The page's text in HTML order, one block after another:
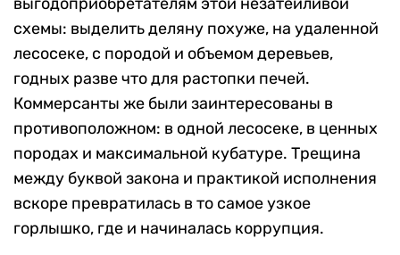
схемы: выделить деляну похуже, на удаленной
лесосеке, с породой и объемом деревьев,
годных разве что для растопки печей.
Коммерсанты же были заинтересованы в
противоположном: в одной лесосеке, в ценных
породах и максимальной кубатуре. Трещина
между буквой закона и практикой исполнения
вскоре превратилась в то самое узкое
горлышко, где и начиналась коррупция.